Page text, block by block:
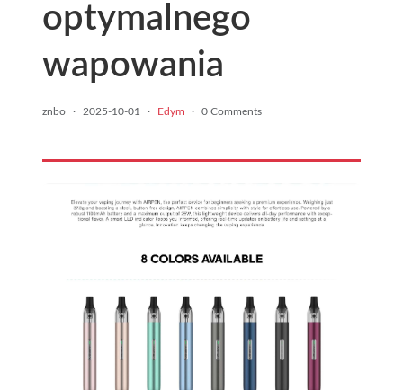
optymalnego
wapowania
znbo · 2025-10-01 · Edym · 0 Comments